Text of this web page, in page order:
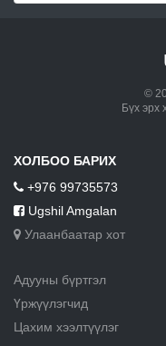
©
Бүх эрх
ХОЛБОО БАРИХ
+976 99735573
Ugshil Amgalan
Улаанбаатар хот
Адууны бүртгэл
Үржүүлэгчид
Цахим хээлтүүлэг